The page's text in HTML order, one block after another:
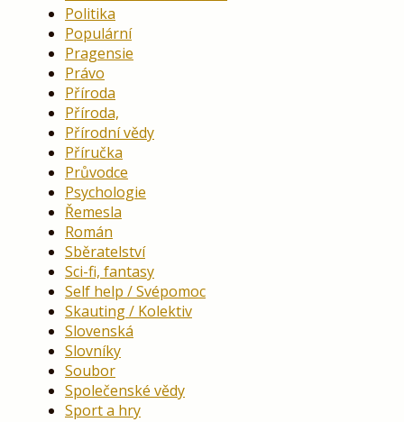
Politika
Populární
Pragensie
Právo
Příroda
Příroda,
Přírodní vědy
Příručka
Průvodce
Psychologie
Řemesla
Román
Sběratelství
Sci-fi, fantasy
Self help / Svépomoc
Skauting / Kolektiv
Slovenská
Slovníky
Soubor
Společenské vědy
Sport a hry